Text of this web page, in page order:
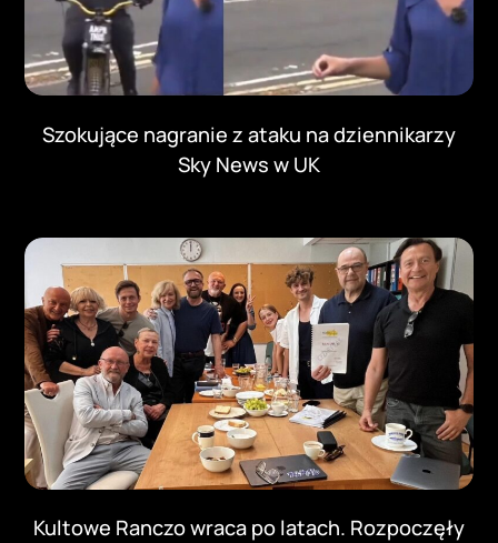
Szokujące nagranie z ataku na dziennikarzy
Sky News w UK
Kultowe Ranczo wraca po latach. Rozpoczęły